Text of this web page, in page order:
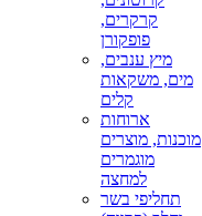
קרקרים,
פופקורן
מיץ ענבים,
מים, משקאות
קלים
ארוחות
מוכנות, מוצרים
מוגמרים
למחצה
תחליפי בשר